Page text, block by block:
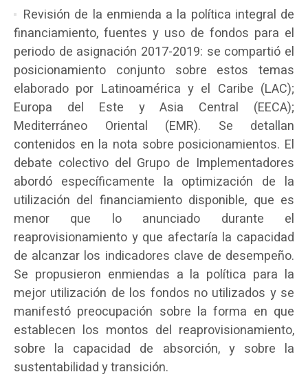
Revisión de la enmienda a la política integral de
financiamiento, fuentes y uso de fondos para el
periodo de asignación 2017-2019: se compartió el
posicionamiento conjunto sobre estos temas
elaborado por Latinoamérica y el Caribe (LAC);
Europa del Este y Asia Central (EECA);
Mediterráneo Oriental (EMR). Se detallan
contenidos en la nota sobre posicionamientos. El
debate colectivo del Grupo de Implementadores
abordó específicamente la optimización de la
utilización del financiamiento disponible, que es
menor que lo anunciado durante el
reaprovisionamiento y que afectaría la capacidad
de alcanzar los indicadores clave de desempeño.
Se propusieron enmiendas a la política para la
mejor utilización de los fondos no utilizados y se
manifestó preocupación sobre la forma en que
establecen los montos del reaprovisionamiento,
sobre la capacidad de absorción, y sobre la
sustentabilidad y transición.